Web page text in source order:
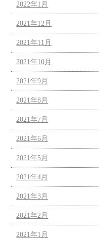
2022年1月
2021年12月
2021年11月
2021年10月
2021年9月
2021年8月
2021年7月
2021年6月
2021年5月
2021年4月
2021年3月
2021年2月
2021年1月